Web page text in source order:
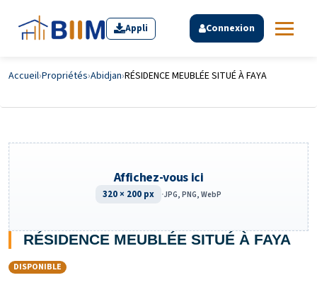
Appli Connexion
Accueil›Propriétés›Abidjan›RÉSIDENCE MEUBLÉE SITUÉ À FAYA
RÉSIDENCE MEUBLÉE SITUÉ À FAYA
DISPONIBLE
Affichez-vous ici
320 × 200 px ·JPG, PNG, WebP